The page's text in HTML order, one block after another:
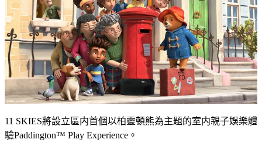
11 SKIES將設立區内首個以柏靈頓熊為主題的室内親子娛樂體
驗Paddington™ Play Experience 。